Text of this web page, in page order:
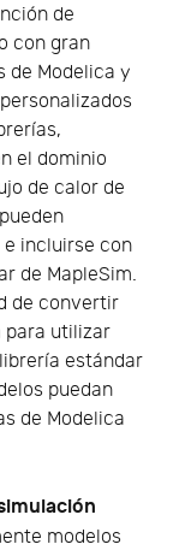
de
con gran
de Modelica y
el dominio
de calor de
incluirse con
de MapleSim.
de convertir
para utilizar
estándar
puedan
de Modelica
modelos